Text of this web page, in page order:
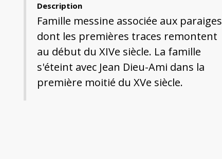
Description
Famille messine associée aux paraiges
dont les premières traces remontent
au début du XIVe siècle. La famille
s'éteint avec Jean Dieu-Ami dans la
première moitié du XVe siècle.